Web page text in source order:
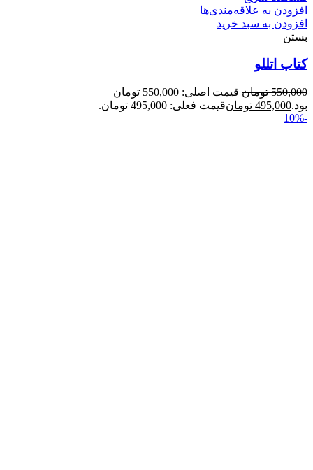
افزودن به علاقه‌مندی‌ها
افزودن به سبد خرید
بستن
کتاب اتللو
550,000 تومان
قیمت اصلی: 550,000 تومان
بود.495,000 تومانقیمت فعلی: 495,000 تومان.
-10%